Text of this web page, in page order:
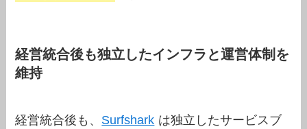
経営統合後も独立したインフラと運営体制を
維持
経営統合後も、 Surfshark は独立したサービスブ